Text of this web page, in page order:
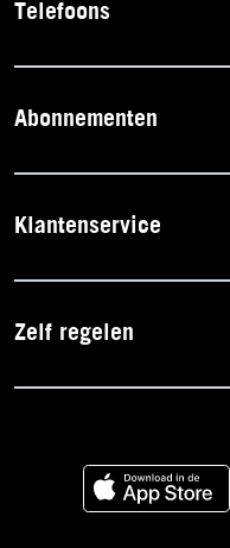
Telefoons
Abonnementen
Klantenservice
Zelf regelen